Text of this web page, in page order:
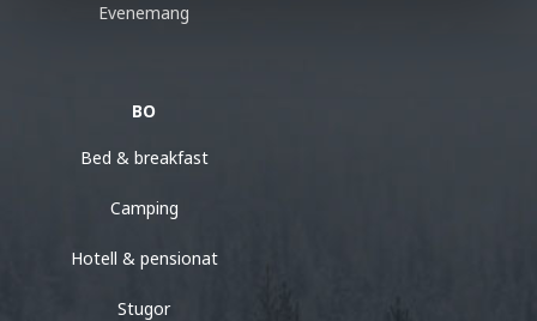
Evenemang
BO
Bed & breakfast
Camping
Hotell & pensionat
Stugor